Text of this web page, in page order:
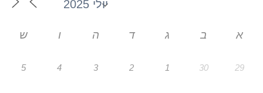
א ב ג ד ה ו ש
29
30
1
2
3
4
5